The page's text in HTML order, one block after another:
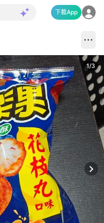
下載App
1/3